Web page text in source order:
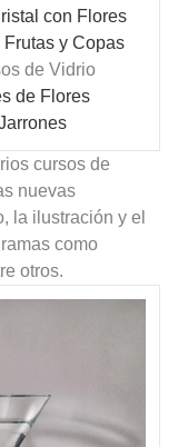
con Flores
y Copas
de Vidrio
de Flores
cursos de
nuevas
la ilustración y el
como
otros.